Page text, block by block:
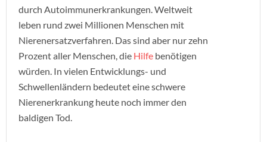
durch Autoimmunerkrankungen. Weltweit
leben rund zwei Millionen Menschen mit
Nierenersatzverfahren. Das sind aber nur zehn
Prozent aller Menschen, die Hilfe benötigen
würden. In vielen Entwicklungs- und
Schwellenländern bedeutet eine schwere
Nierenerkrankung heute noch immer den
baldigen Tod.